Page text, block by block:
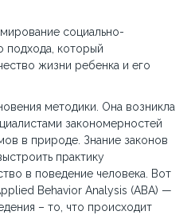
социально-
подхода, который
жизни ребенка и его
методики. Она возникла
закономерностей
в природе. Знание законов
практику
в поведение человека. Вот
Behavior Analysis (ABA) —
– то, что происходит